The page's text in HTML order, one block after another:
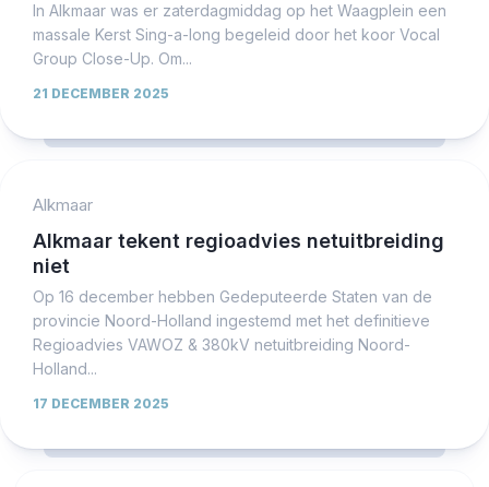
In Alkmaar was er zaterdagmiddag op het Waagplein een
massale Kerst Sing-a-long begeleid door het koor Vocal
Group Close-Up. Om...
21 DECEMBER 2025
Alkmaar
Alkmaar tekent regioadvies netuitbreiding
niet
Op 16 december hebben Gedeputeerde Staten van de
provincie Noord-Holland ingestemd met het definitieve
Regioadvies VAWOZ & 380kV netuitbreiding Noord-
Holland...
17 DECEMBER 2025